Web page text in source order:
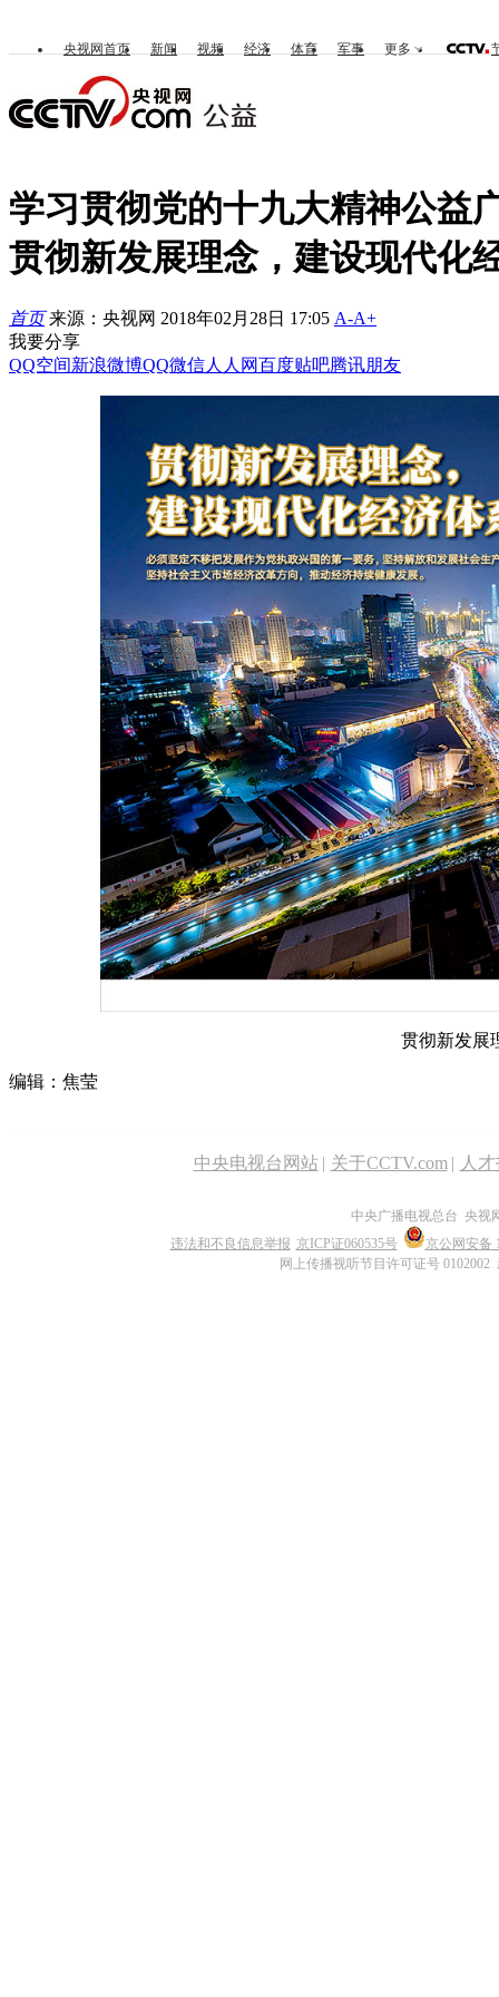
央视网首页 新闻 视频 经济 体育 军事 更多
学习贯彻党的十九大精神公益
贯彻新发展理念，建设现代化
首页 来源：央视网 2018年02月28日 17:05 A-A+
我要分享
QQ空间新浪微博QQ微信人人网百度贴吧腾讯朋友
贯彻新发展
编辑：焦莹
中央电视台网站 关于CCTV.com 人
中央广播电视总台 央视
违法和不良信息举报 京ICP证060535号
京公网安备
网上传播视听节目许可证号 0102002